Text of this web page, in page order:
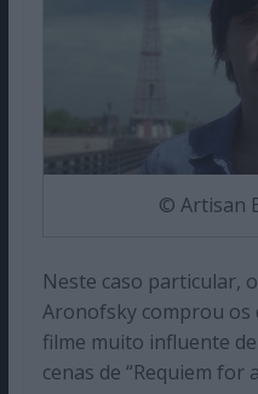
© Artisan
Neste caso particular,
Aronofsky comprou os
filme muito influente de
cenas de “Requiem for